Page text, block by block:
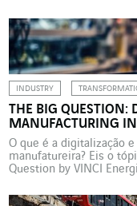
modelo inteligente e
trabalho de Tjerk […]
INDUSTRY
THE BIG QUESTION:
MANUFACTURING
O que é a digitalização
manufatureira? Eis o
Question by VINCI
digitalização e as